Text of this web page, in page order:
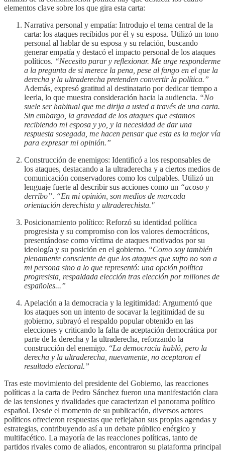
elementos clave sobre los que gira esta carta:
Narrativa personal y empatía: Introdujo el tema central de la
carta: los ataques recibidos por él y su esposa. Utilizó un tono
personal al hablar de su esposa y su relación, buscando
generar empatía y destacó el impacto personal de los ataques
políticos. “Necesito parar y reflexionar. Me urge responderme
a la pregunta de si merece la pena, pese al fango en el que la
derecha y la ultraderecha pretenden convertir la política.”
Además, expresó gratitud al destinatario por dedicar tiempo a
leerla, lo que muestra consideración hacia la audiencia. “No
suele ser habitual que me dirija a usted a través de una carta.
Sin embargo, la gravedad de los ataques que estamos
recibiendo mi esposa y yo, y la necesidad de dar una
respuesta sosegada, me hacen pensar que esta es la mejor vía
para expresar mi opinión.”
Construcción de enemigos: Identificó a los responsables de
los ataques, destacando a la ultraderecha y a ciertos medios de
comunicación conservadores como los culpables. Utilizó un
lenguaje fuerte al describir sus acciones como un “acoso y
derribo”. “En mi opinión, son medios de marcada
orientación derechista y ultraderechista."
Posicionamiento político: Reforzó su identidad política
progresista y su compromiso con los valores democráticos,
presentándose como víctima de ataques motivados por su
ideología y su posición en el gobierno. “Como soy también
plenamente consciente de que los ataques que sufro no son a
mi persona sino a lo que representó: una opción política
progresista, respaldada elección tras elección por millones de
españoles...”
Apelación a la democracia y la legitimidad: Argumentó que
los ataques son un intento de socavar la legitimidad de su
gobierno, subrayó el respaldo popular obtenido en las
elecciones y criticando la falta de aceptación democrática por
parte de la derecha y la ultraderecha, reforzando la
construcción del enemigo. “La democracia habló, pero la
derecha y la ultraderecha, nuevamente, no aceptaron el
resultado electoral.”
Tras este movimiento del presidente del Gobierno, las reacciones
políticas a la carta de Pedro Sánchez fueron una manifestación clara
de las tensiones y rivalidades que caracterizan el panorama político
español. Desde el momento de su publicación, diversos actores
políticos ofrecieron respuestas que reflejaban sus propias agendas y
estrategias, contribuyendo así a un debate público enérgico y
multifacético. La mayoría de las reacciones políticas, tanto de
partidos rivales como de aliados, encontraron su plataforma principal